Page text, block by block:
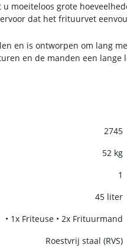
moeiteloos grote
dat het frituurvet
en is ontworpen om lang
en de manden een lange
2745
52 kg
1
45 liter
• 1x Friteuse • 2x Frituurmand
Roestvrij staal (RVS)